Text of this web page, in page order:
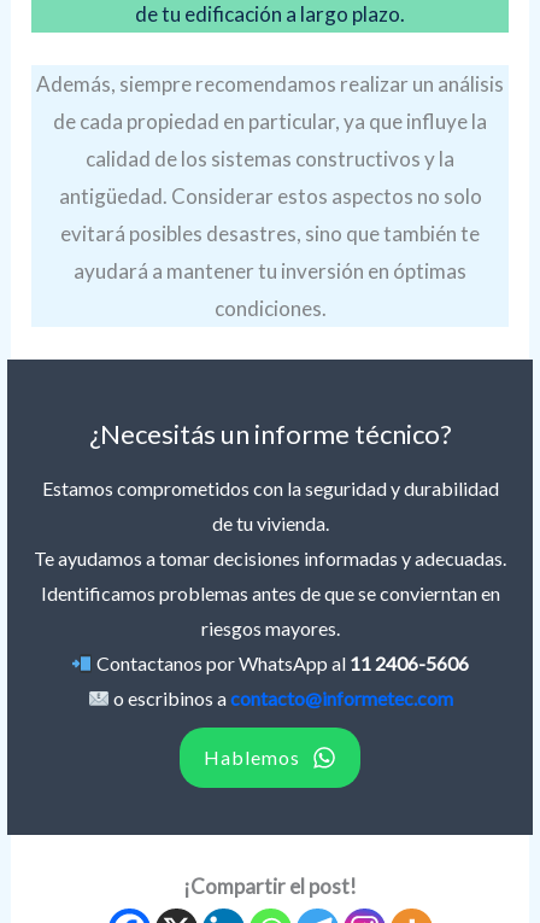
de tu edificación a largo plazo.
Además, siempre recomendamos realizar un análisis
de cada propiedad en particular, ya que influye la
calidad de los sistemas constructivos y la
antigüedad. Considerar estos aspectos no solo
evitará posibles desastres, sino que también te
ayudará a mantener tu inversión en óptimas
condiciones.
¿Necesitás un informe técnico?
Estamos comprometidos con la seguridad y durabilidad
de tu vivienda.
Te ayudamos a tomar decisiones informadas y adecuadas.
Identificamos problemas antes de que se convierntan en
riesgos mayores.
Contactanos por WhatsApp al 11 2406-5606
o escribinos acontacto@informetec.com
Hablemos
¡Compartir el post!